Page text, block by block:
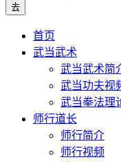
首页
武当武术
武当武术简
武当功夫视
武当拳法理
师行道长
师行简介
师行视频